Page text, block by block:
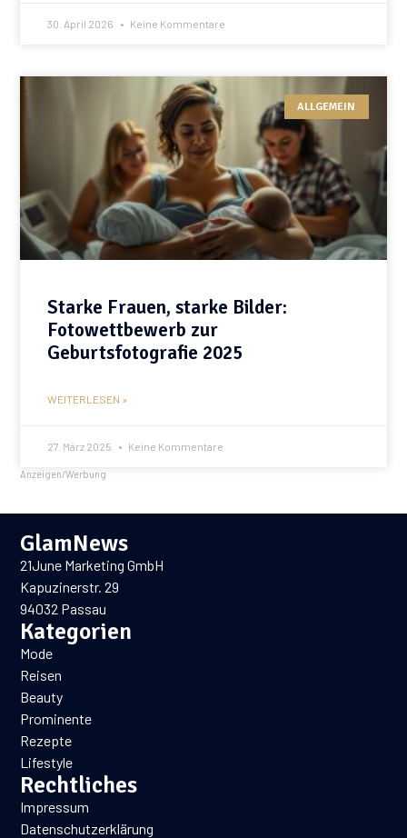
30. April 2026 Keine Kommentare
ALLGEMEIN
Starke Frauen, starke Bilder:
Fotowettbewerb zur
Geburtsfotografie 2025
WEITERLESEN »
27. März 2025 Keine Kommentare
Anzeigen/Werbung
GlamNews
21June Marketing GmbH
Kapuzinerstr. 29
94032 Passau
Kategorien
Mode
Reisen
Beauty
Prominente
Rezepte
Lifestyle
Rechtliches
Impressum
Datenschutzerklärung